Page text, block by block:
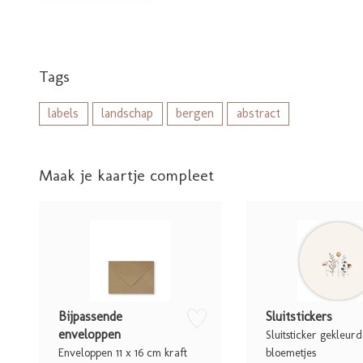
Tags
labels landschap bergen abstract
Maak je kaartje compleet
zet op verlanglijstje
Bijpassende
enveloppen
Enveloppen 11 x 16 cm kraft
Sluitstickers
Sluitsticker
bloemetjes